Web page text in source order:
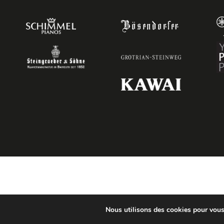
Nous utilisons des cookies pour